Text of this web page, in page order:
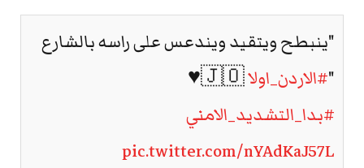
"ينبطح ويتقيد ويندعس على راسه بالشارع
"#الاردن_اولا
#بدا_التشديد_الامني
pic.twitter.com/nYAdKaJ57L